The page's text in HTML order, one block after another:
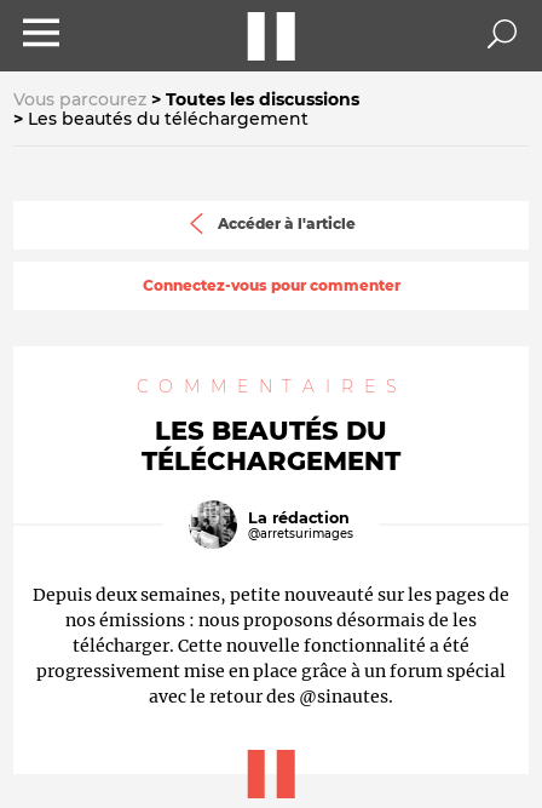
Vous parcourez
Toutes les discussions
Les beautés du téléchargement
Accéder à l'article
Connectez-vous pour commenter
COMMENTAIRES
LES BEAUTÉS DU
TÉLÉCHARGEMENT
La rédaction
@arretsurimages
Depuis deux semaines, petite nouveauté sur les pages de
nos émissions : nous proposons désormais de les
télécharger. Cette nouvelle fonctionnalité a été
progressivement mise en place grâce à un forum spécial
avec le retour des @sinautes.